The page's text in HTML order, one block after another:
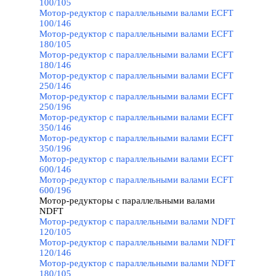
100/105
Мотор-редуктор с параллельными валами ECFT
100/146
Мотор-редуктор с параллельными валами ECFT
180/105
Мотор-редуктор с параллельными валами ECFT
180/146
Мотор-редуктор с параллельными валами ECFT
250/146
Мотор-редуктор с параллельными валами ECFT
250/196
Мотор-редуктор с параллельными валами ECFT
350/146
Мотор-редуктор с параллельными валами ECFT
350/196
Мотор-редуктор с параллельными валами ECFT
600/146
Мотор-редуктор с параллельными валами ECFT
600/196
Мотор-редукторы с параллельными валами
NDFT
Мотор-редуктор с параллельными валами NDFT
120/105
Мотор-редуктор с параллельными валами NDFT
120/146
Мотор-редуктор с параллельными валами NDFT
180/105